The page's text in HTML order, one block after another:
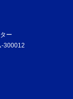
ー
-300012